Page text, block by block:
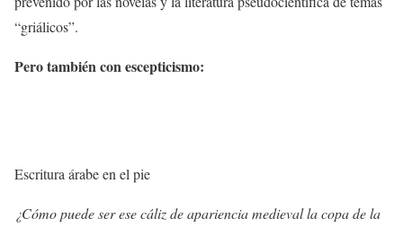
“griálicos”.
Pero también con escepticismo:
Escritura árabe en el pie
¿Cómo puede ser ese cáliz de apariencia medieval la copa de la